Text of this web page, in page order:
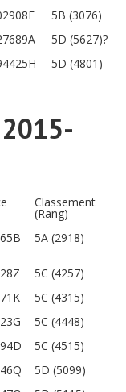
5B (3076)
5D (5627)?
5D (4801)
Classement
(Rang)
5A (2918)
5C (4257)
5C (4315)
5C (4448)
5C (4515)
5D (5099)